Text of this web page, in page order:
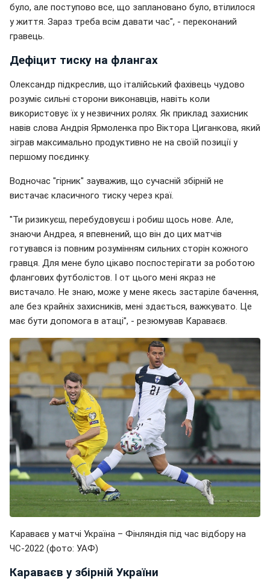
було, але поступово все, що заплановано було, втілилося
у життя. Зараз треба всім давати час", - переконаний
гравець.
Дефіцит тиску на флангах
Олександр підкреслив, що італійський фахівець чудово
розуміє сильні сторони виконавців, навіть коли
використовує їх у незвичних ролях. Як приклад захисник
навів слова Андрія Ярмоленка про Віктора Циганкова, який
зіграв максимально продуктивно не на своїй позиції у
першому поєдинку.
Водночас "гірник" зауважив, що сучасній збірній не
вистачає класичного тиску через краї.
"Ти ризикуєш, перебудовуєш і робиш щось нове. Але,
знаючи Андреа, я впевнений, що він до цих матчів
готувався із повним розумінням сильних сторін кожного
гравця. Для мене було цікаво поспостерігати за роботою
флангових футболістов. І от цього мені якраз не
вистачало. Не знаю, може у мене якесь застаріле бачення,
але без крайніх захисників, мені здається, важкувато. Це
має бути допомога в атаці", - резюмував Караваєв.
Караваєв у матчі Україна – Фінляндія під час відбору на
ЧС-2022 (фото: УАФ)
Караваєв у збірній України